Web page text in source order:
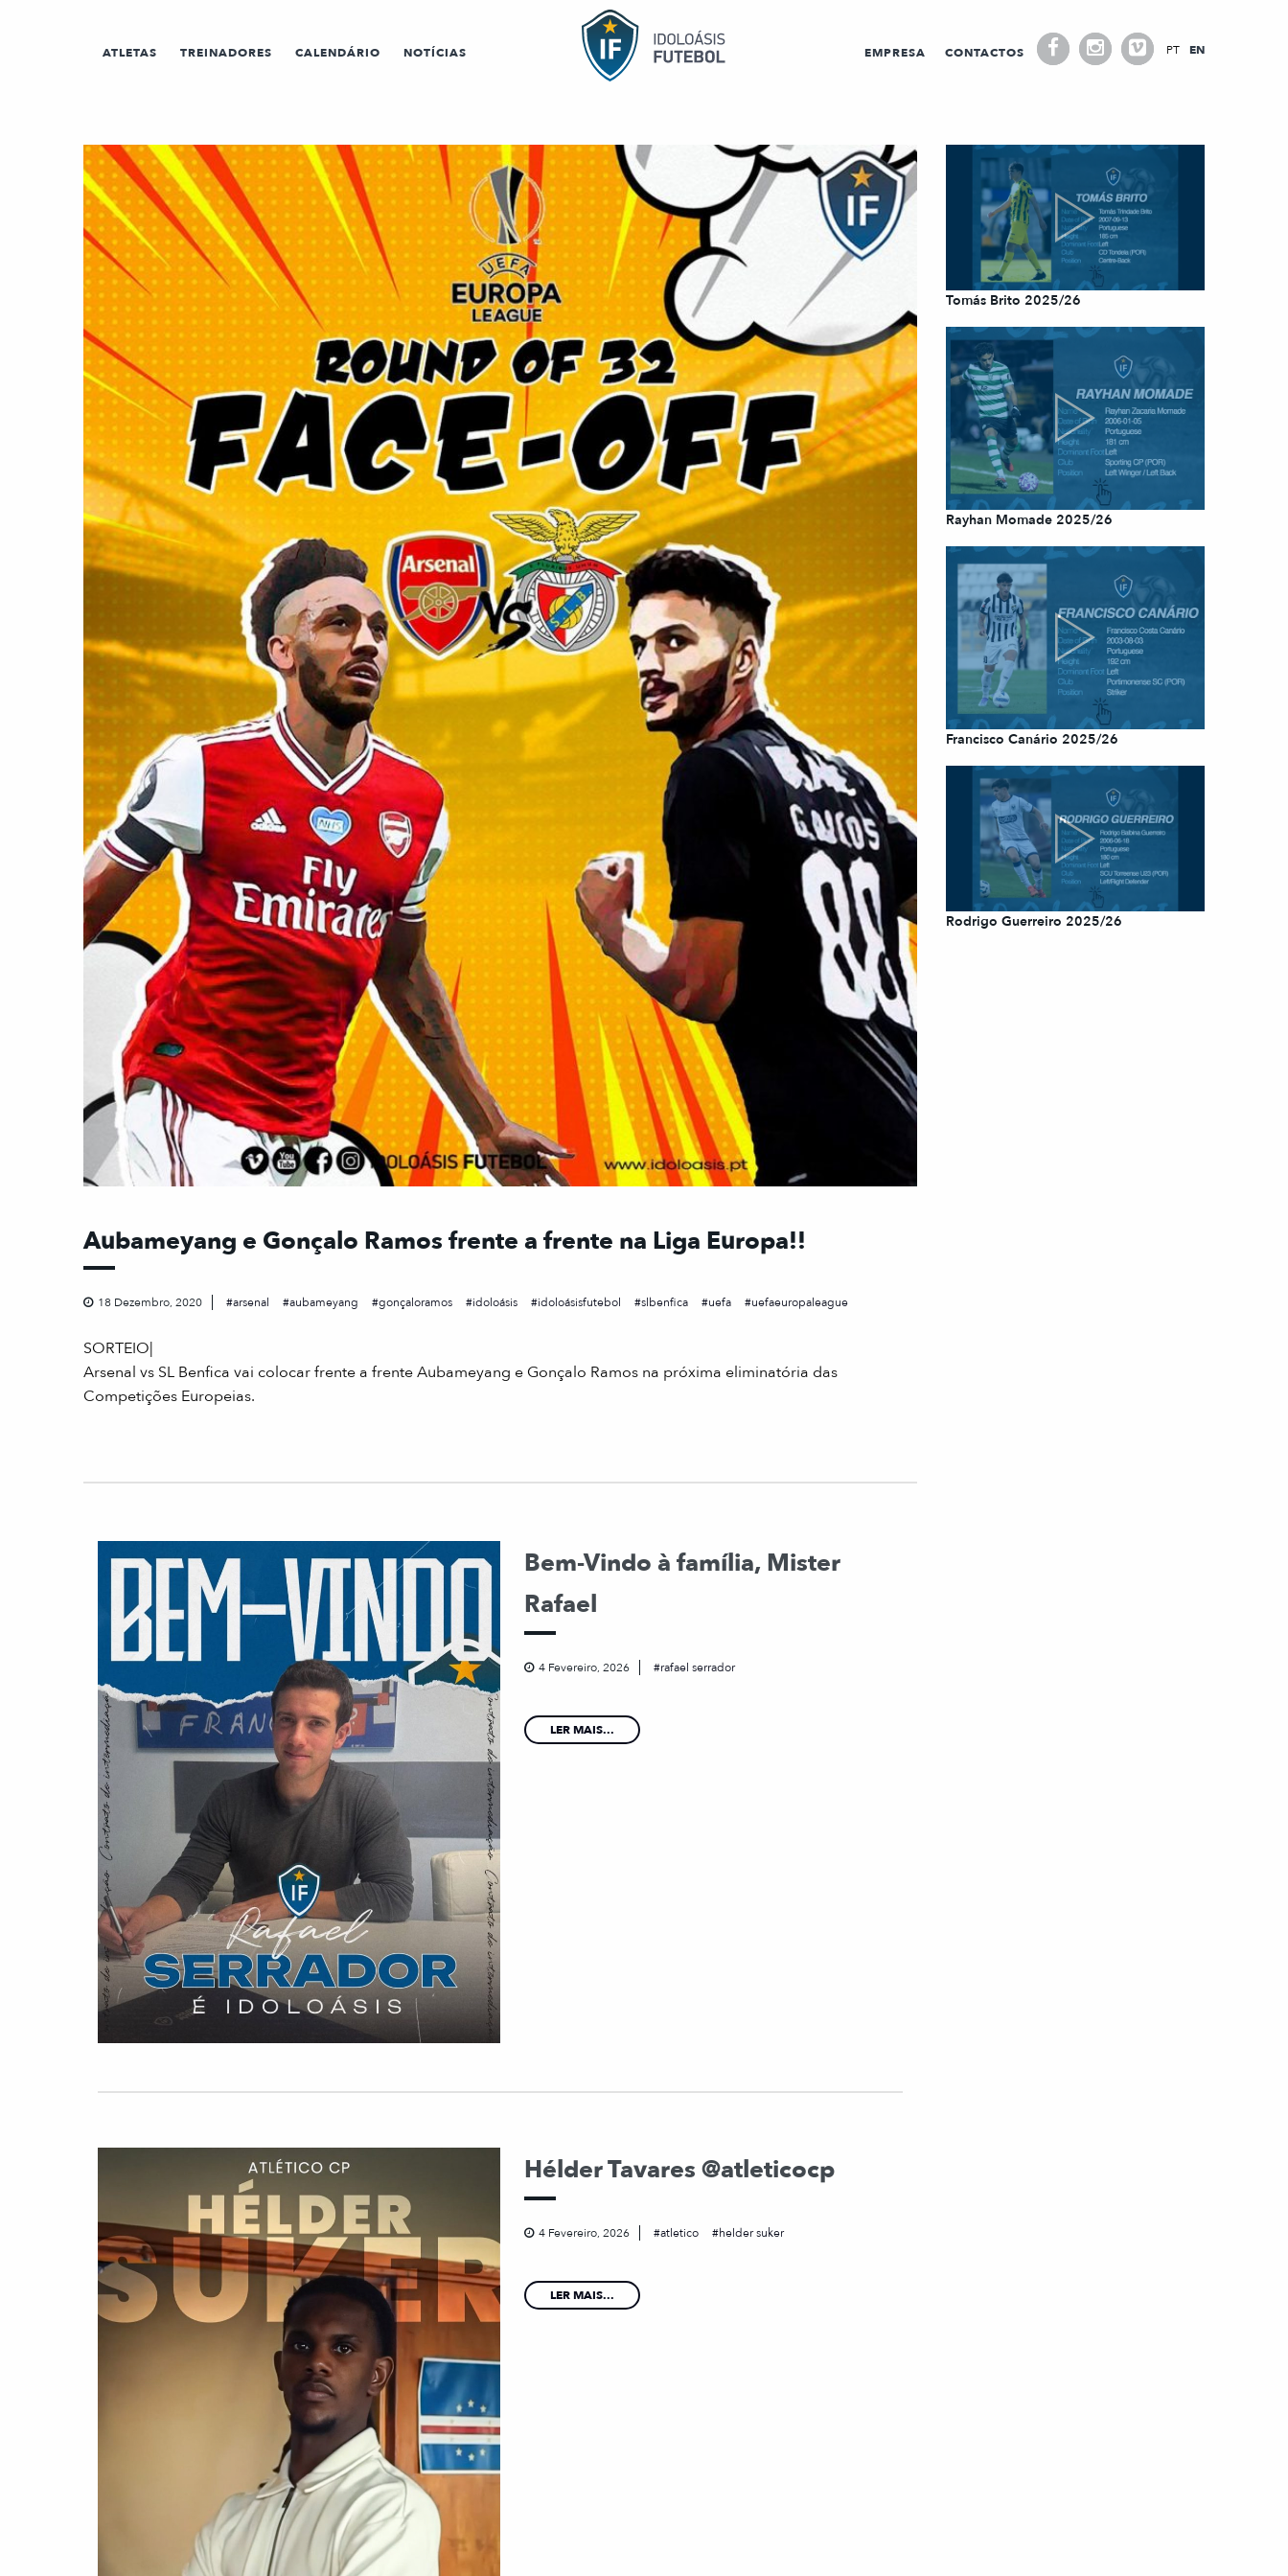
ATLETAS TREINADORES CALENDÁRIO NOTÍCIAS EMPRESA CONTACTOS PT EN
Aubameyang e Gonçalo Ramos frente a frente na Liga Europa!!
18 Dezembro, 2020 arsenal aubameyang gonçaloramos idoloásis idoloásisfutebol slbenfica uefa uefaeuropaleague
SORTEIO|
Arsenal vs SL Benfica vai colocar frente a frente Aubameyang e Gonçalo Ramos na próxima eliminatória das
Competições Europeias.
Bem-Vindo à família, Mister
Rafael
4 Fevereiro, 2026 rafael serrador
LER MAIS...
Hélder Tavares @atleticocp
4 Fevereiro, 2026 atletico helder suker
LER MAIS...
Tomás Brito 2025/26
Rayhan Momade 2025/26
Francisco Canário 2025/26
Rodrigo Guerreiro 2025/26